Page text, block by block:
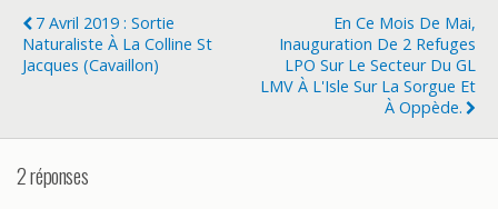
o
o
7 Avril 2019 : Sortie
Naturaliste À La Colline St
Jacques (Cavaillon)
En Ce Mois De Mai,
Inauguration De 2 Refuges
LPO Sur Le Secteur Du GL
LMV À L'Isle Sur La Sorgue Et
À Oppède.
2 réponses